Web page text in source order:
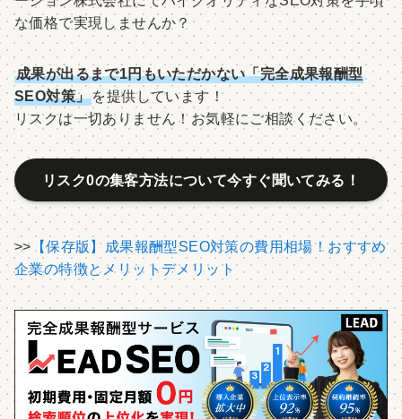
な価格で実現しませんか？
成果が出るまで1円もいただかない「完全成果報酬型
SEO対策」を提供しています！
リスクは一切ありません！お気軽にご相談ください。
リスク0の集客方法について今すぐ聞いてみる！
>> 【保存版】成果報酬型SEO対策の費用相場！おすすめ
企業の特徴とメリットデメリット